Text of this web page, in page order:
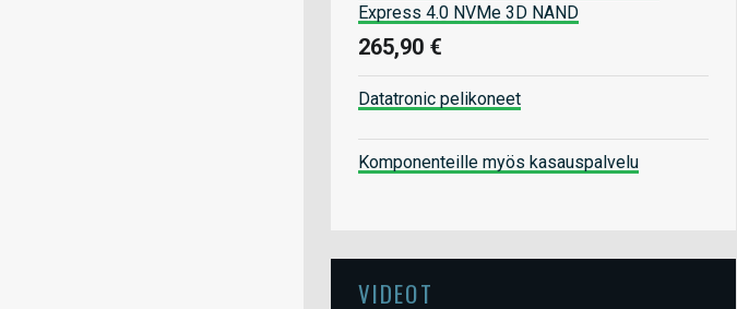
Express 4.0 NVMe 3D NAND
265,90 €
Datatronic pelikoneet
Komponenteille myös kasauspalvelu
VIDEOT